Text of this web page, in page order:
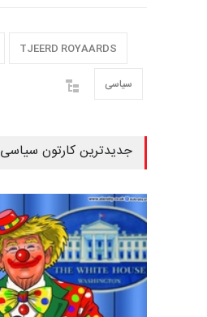
TJEERD ROYAARDS
سیاسی
جدیدترین کارتون سیاسی